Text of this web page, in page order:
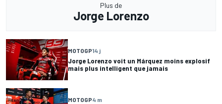
Plus de
Jorge Lorenzo
MOTOGP14 j
Jorge Lorenzo voit un Márquez moins explosif
mais plus intelligent que jamais
MOTOGP4 m